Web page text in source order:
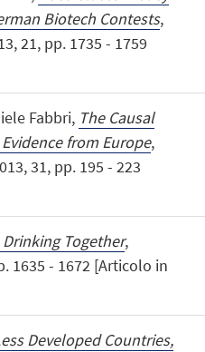
Biotech Contests,
21, pp. 1735 - 1759
Fabbri, The Causal
from Europe,
31, pp. 195 - 223
Together,
1635 - 1672 [Articolo in
Developed Countries,